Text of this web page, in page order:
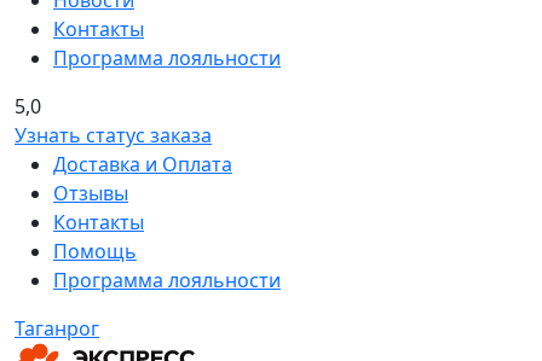
Контакты
Программа лояльности
5,0
Узнать статус заказа
Доставка и Оплата
Отзывы
Контакты
Помощь
Программа лояльности
Таганрог